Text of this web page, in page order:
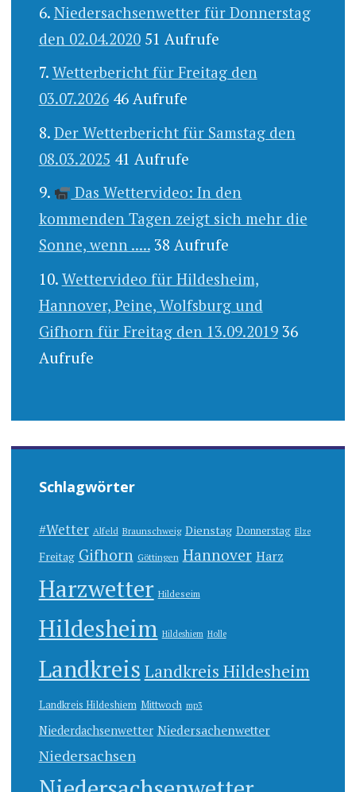
Niedersachsenwetter für Donnerstag
den 02.04.2020 51 Aufrufe
Wetterbericht für Freitag den
03.07.2026 46 Aufrufe
Der Wetterbericht für Samstag den
08.03.2025 41 Aufrufe
Das Wettervideo: In den
kommenden Tagen zeigt sich mehr die
Sonne, wenn ..... 38 Aufrufe
Wettervideo für Hildesheim,
Hannover, Peine, Wolfsburg und
Gifhorn für Freitag den 13.09.2019 36
Aufrufe
Schlagwörter
#Wetter Alfeld Braunschweig Dienstag Donnerstag Elze
Freitag Gifhorn Göttingen Hannover Harz
Harzwetter Hildeseim
Hildesheim Hildeshiem Holle
Landkreis Landkreis Hildesheim
Landkreis Hildeshiem Mittwoch mp3
Niederdachsenwetter Niedersachenwetter
Niedersachsen